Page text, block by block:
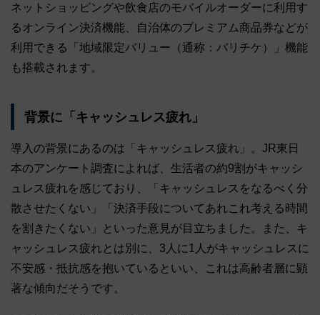
ネットショッピングや飲食店のモバイルオーダーに利用す
るオンライン決済機能、自治体のプレミアム商品券などが
利用できる「地域限定バリュー（通称：バリチケ）」機能
も搭載されます。
背景に「キャッシュレス疲れ」
導入の背景にあるのは「キャッシュレス疲れ」。JR東日
本のアンケート調査によれば、生活者の約9割がキャッシ
ュレス疲れを感じており、「キャッシュレスをなるべく分
散させたくない」「決済手段についてあれこれ考える時間
を割きたくない」といった意見が目立ちました。また、キ
ャッシュレス疲れとは別に、3人に1人がキャッシュレスに
不安感・抵抗感を抱いているといい、これは高齢者層に顕
著な傾向だそうです。